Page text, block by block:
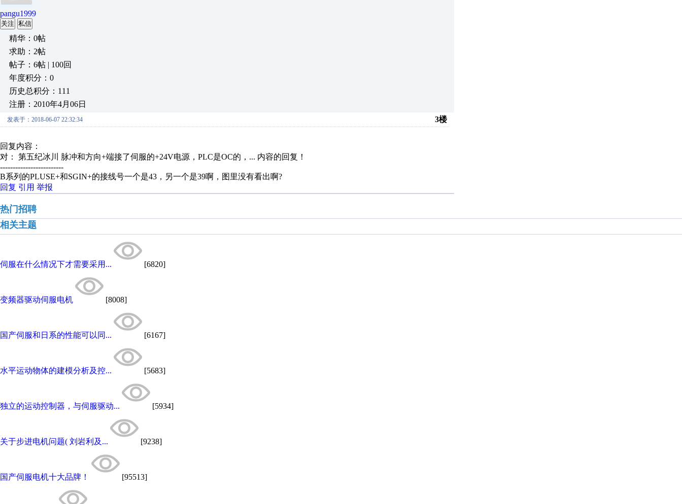
pangu1999
关注 私信
精华：0帖
求助：2帖
帖子：6帖 | 100回
年度积分：0
历史总积分：111
注册：2010年4月06日
发表于：2018-06-07 22:32:34 3楼
回复内容：
对： 第五纪冰川 脉冲和方向+端接了伺服的+24V电源，PLC是OC的，... 内容的回复！
-------------------------
B系列的PLUSE+和SGIN+的接线号一个是43，另一个是39啊，图里没有看出啊?
回复 引用 举报
热门招聘
相关主题
伺服在什么情况下才需要采用... [6820]
变频器驱动伺服电机 [8008]
国产伺服和日系的性能可以同... [6167]
水平运动物体的建模分析及控... [5683]
独立的运动控制器，与伺服驱动... [5934]
关于步进电机问题( 刘岩利及... [9238]
国产伺服电机十大品牌！ [95513]